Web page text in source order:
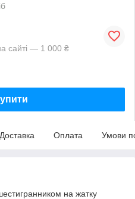
сайті — 1 000 ₴
Доставка Оплата Умови
на жатку